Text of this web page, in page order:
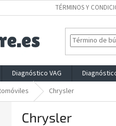
TÉRMINOS Y
Diagnóstico VAG
Chrysler
Chrysler